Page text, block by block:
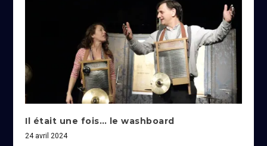
Il était une fois… le washboard
24 avril 2024